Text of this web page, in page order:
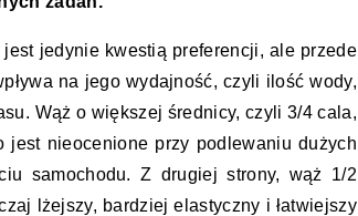
jedynie kwestią preferencji, ale przede
na jego wydajność, czyli ilość wody,
Wąż o większej średnicy, czyli 3/4 cala,
jest nieocenione przy podlewaniu dużych
samochodu. Z drugiej strony, wąż 1/2
lżejszy, bardziej elastyczny i łatwiejszy